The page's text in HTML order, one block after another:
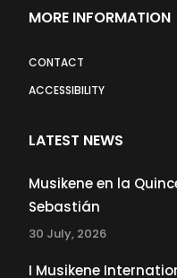
MORE INFORMATION
CONTACT
ACCESSIBILITY
LATEST NEWS
Musikene en la
Sebastián
30 July, 2026
I Musikene